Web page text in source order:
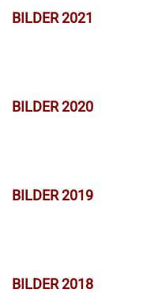
BILDER 2021
BILDER 2020
BILDER 2019
BILDER 2018